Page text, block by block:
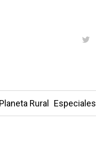
Planeta Rural Especiales